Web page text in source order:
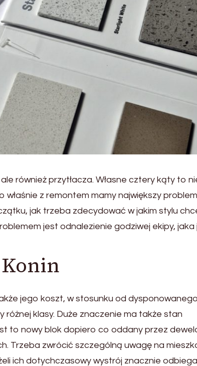
również przytłacza. Własne cztery kąty to
właśnie z remontem mamy największy
jak trzeba zdecydować w jakim stylu
jest odnalezienie godziwej ekipy, jaka
jego koszt, w stosunku od dysponowanego
klasy. Duże znaczenie ma także stan
to nowy blok dopiero co oddany przez
Trzeba zwrócić szczególną uwagę na
ich dotychczasowy wystrój znacznie